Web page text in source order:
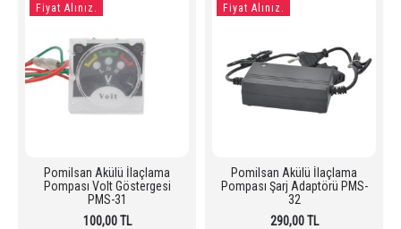
Fiyat Alınız.
Pomilsan Akülü İlaçlama
Pompası Volt Göstergesi
PMS-31
100,00 TL
Fiyat Alınız.
Pomilsan Akülü İlaçlama
Pompası Şarj Adaptörü PMS-
32
290,00 TL